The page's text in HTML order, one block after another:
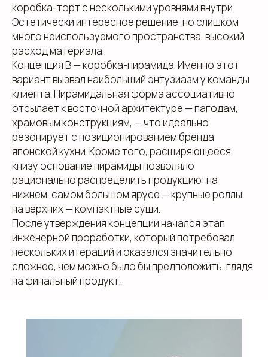
коробка-торт с несколькими уровнями внутри.
Эстетически интересное решение, но слишком
много неиспользуемого пространства, высокий
расход материала.
Концепция В — коробка-пирамида. Именно этот
вариант вызвал наибольший энтузиазм у команды
клиента. Пирамидальная форма ассоциативно
отсылает к восточной архитектуре — пагодам,
храмовым конструкциям, — что идеально
резонирует с позиционированием бренда
японской кухни. Кроме того, расширяющееся
книзу основание пирамиды позволяло
рационально распределить продукцию: на
нижнем, самом большом ярусе — крупные роллы,
на верхних — компактные суши.
После утверждения концепции начался этап
инженерной проработки, который потребовал
нескольких итераций и оказался значительно
сложнее, чем можно было бы предположить, глядя
на финальный продукт.